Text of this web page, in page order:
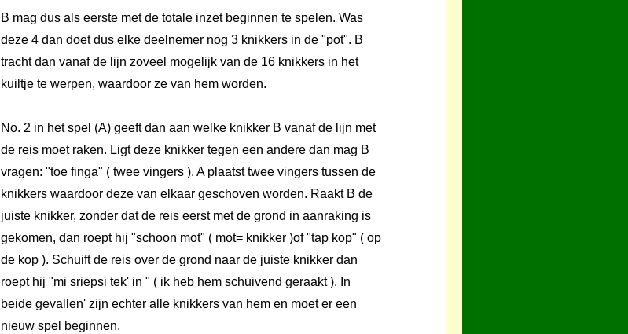
B mag dus als eerste met de totale inzet beginnen te spelen. Was
deze 4 dan doet dus elke deelnemer nog 3 knikkers in de "pot". B
tracht dan vanaf de lijn zoveel mogelijk van de 16 knikkers in het
kuiltje te werpen, waardoor ze van hem worden.
No. 2 in het spel (A) geeft dan aan welke knikker B vanaf de lijn met
de reis moet raken. Ligt deze knikker tegen een andere dan mag B
vragen: "toe finga" ( twee vingers ). A plaatst twee vingers tussen de
knikkers waardoor deze van elkaar geschoven worden. Raakt B de
juiste knikker, zonder dat de reis eerst met de grond in aanraking is
gekomen, dan roept hij "schoon mot" ( mot= knikker )of "tap kop" ( op
de kop ). Schuift de reis over de grond naar de juiste knikker dan
roept hij "mi sriepsi tek' in " ( ik heb hem schuivend geraakt ). In
beide gevallen' zijn echter alle knikkers van hem en moet er een
nieuw spel beginnen.